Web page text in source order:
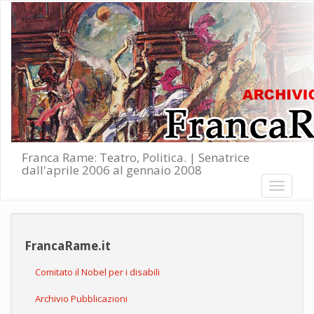
Salta al contenuto principale
Franca Rame: Teatro, Politica. | Senatrice
dall'aprile 2006 al gennaio 2008
Toggle
FrancaRame.it
Comitato il Nobel per i disabili
Archivio Pubblicazioni